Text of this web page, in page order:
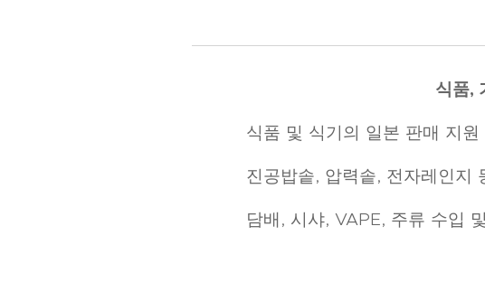
식품,
식품 및 식기의 일본 판매 지원
진공밥솥, 압력솥, 전자레인지
담배, 시샤, VAPE, 주류 수입